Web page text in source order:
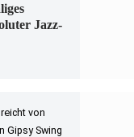
Jazz-
von
Gipsy Swing